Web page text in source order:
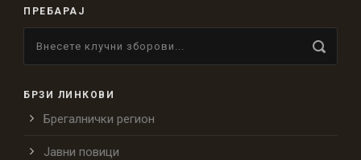
ПРЕБАРАЈ
БРЗИ ЛИНКОВИ
Брегалнички регион
Јавни повици